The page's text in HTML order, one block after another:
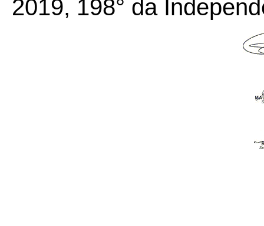
2019, 198° da